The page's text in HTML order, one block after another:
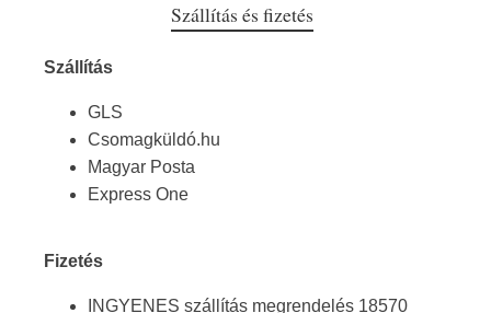
Szállítás és fizetés
Szállítás
GLS
Csomagküldó.hu
Magyar Posta
Express One
Fizetés
INGYENES szállítás megrendelés 18570